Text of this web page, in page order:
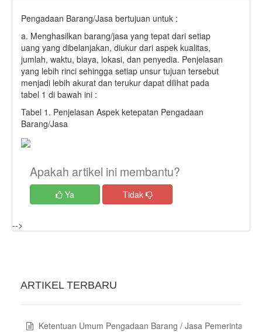
Pengadaan Barang/Jasa bertujuan untuk :
a. Menghasilkan barang/jasa yang tepat dari setiap
uang yang dibelanjakan, diukur dari aspek kualitas,
jumlah, waktu, biaya, lokasi, dan penyedia. Penjelasan
yang lebih rinci sehingga setiap unsur tujuan tersebut
menjadi lebih akurat dan terukur dapat dilihat pada
tabel 1 di bawah ini :
Tabel 1. Penjelasan Aspek ketepatan Pengadaan
Barang/Jasa
Apakah artikel ini membantu?
Ya Tidak
-->
ARTIKEL TERBARU
Ketentuan Umum Pengadaan Barang / Jasa Pemerintah